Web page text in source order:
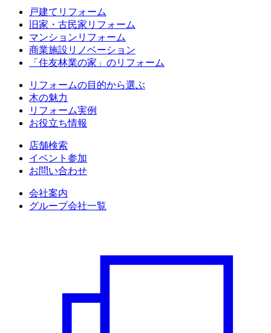
戸建てリフォーム
旧家・古民家リフォーム
マンションリフォーム
商業施設リノベーション
「住友林業の家」のリフォーム
リフォームの目的から選ぶ
木の魅力
リフォーム実例
お役立ち情報
店舗検索
イベント参加
お問い合わせ
会社案内
グループ会社一覧